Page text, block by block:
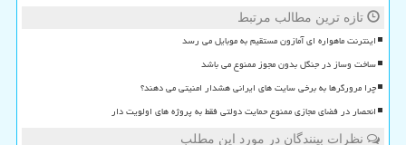
تازه ترین مطالب مرتبط
اینترنت ماهواره ای آمازون مستقیم به موبایل می رسد
ساخت وساز در جنگل بدون مجوز ممنوع می باشد
چرا مرورگرها به برخی سایت های ایرانی هشدار امنیتی می دهند؟
انحصار در فضای مجازی ممنوع حمایت دولتی فقط به پروژه های اولویت دار
نظرات بینندگان در مورد این مطلب